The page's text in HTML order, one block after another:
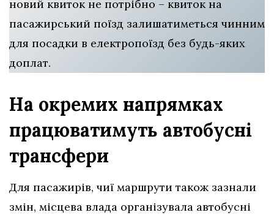
новий квиток не потрібно – квиток на
пасажирський поїзд залишатиметься чинним
для посадки в електропоїзд без будь-яких
доплат.
На окремих напрямках
працюватимуть автобусні
трансфери
Для пасажирів, чиї маршрути також зазнали
змін, місцева влада організувала автобусні